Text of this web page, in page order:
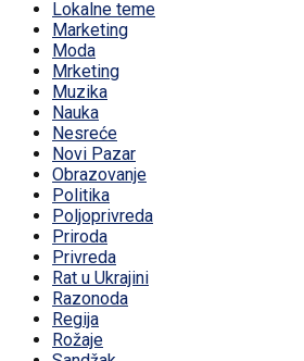
Lokalne teme
Marketing
Moda
Mrketing
Muzika
Nauka
Nesreće
Novi Pazar
Obrazovanje
Politika
Poljoprivreda
Priroda
Privreda
Rat u Ukrajini
Razonoda
Regija
Rožaje